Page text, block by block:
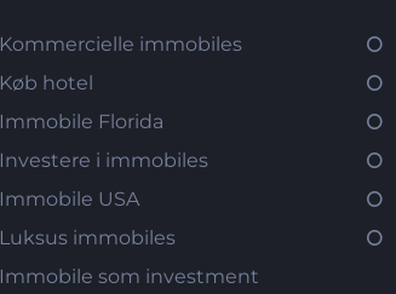
Kommercielle immobiles
Køb hotel
Immobile Florida
Investere i immobiles
Immobile USA
Luksus immobiles
Immobile som investment